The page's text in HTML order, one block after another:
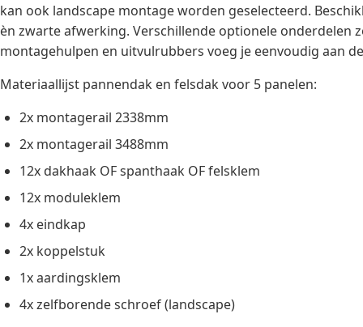
kan ook landscape montage worden geselecteerd.
èn zwarte afwerking. Verschillende optionele onderdelen
montagehulpen en uitvulrubbers voeg je eenvoudig aan
Materiaallijst pannendak en felsdak voor 5 panelen:
2x montagerail 2338mm
2x montagerail 3488mm
12x dakhaak OF spanthaak OF felsklem
12x moduleklem
4x eindkap
2x koppelstuk
1x aardingsklem
4x zelfborende schroef (landscape)